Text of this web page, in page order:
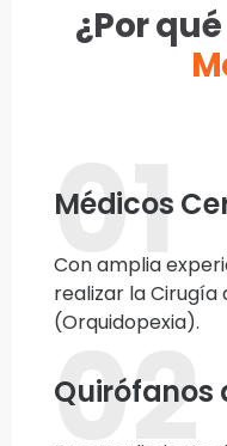
¿Por
01
Médicos
Con amplia
realizar la Cirugía
(Orquidopexia).
02
Quirófanos